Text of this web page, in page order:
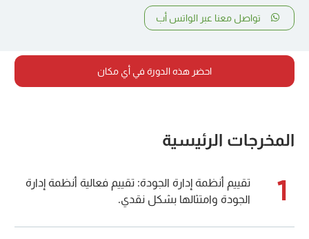
تواصل معنا عبر الواتس أب
احضر هذه الدورة في أي مكان
المخرجات الرئيسية
1
تقييم أنظمة إدارة الجودة: تقييم فعالية أنظمة إدارة
الجودة وامتثالها بشكل نقدي.